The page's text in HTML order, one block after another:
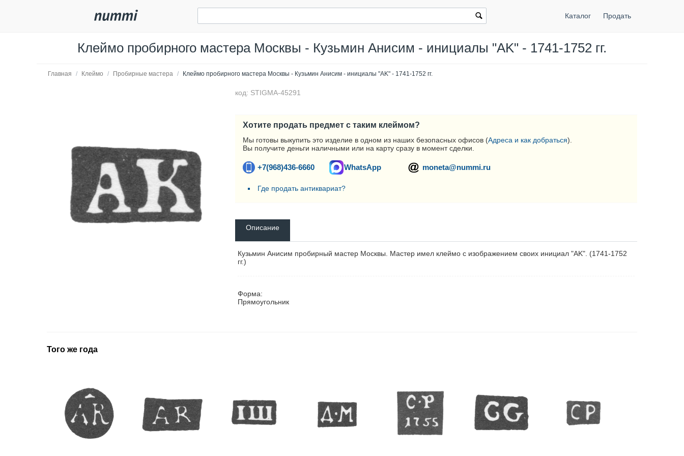
Каталог Продать
Клеймо пробирного мастера Москвы - Кузьмин Анисим - инициалы "AK" - 1741-1752 гг.
Главная / Клеймо / Пробирные мастера / Клеймо пробирного мастера Москвы - Кузьмин Анисим - инициалы "AK" - 1741-1752 гг.
код: STIGMA-45291
Хотите продать предмет с таким клеймом?
Мы готовы выкупить это изделие в одном из наших безопасных офисов (Адреса и как добраться).
Вы получите деньги наличными или на карту сразу в момент сделки.
+7(968)436-6660 WhatsApp moneta@nummi.ru
Где продать антиквариат?
Описание
Кузьмин Анисим пробирный мастер Москвы. Мастер имел клеймо с изображением своих инициал "AK". (1741-1752
гг.)
Форма:
Прямоугольник
Того же года